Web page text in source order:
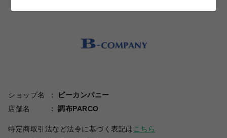
ショップ名
ビーカンパニー
店舗名
調布PARCO
特定商取引法など法令に基づく表記は こちら